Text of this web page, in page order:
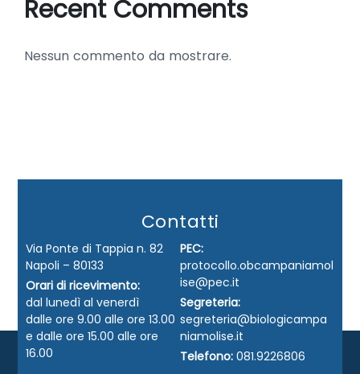
Recent Comments
Nessun commento da mostrare.
Contatti
Via Ponte di Tappia n. 82
Napoli – 80133
Orari di ricevimento:
dal lunedì al venerdì
dalle ore 9.00 alle ore 13.00
e dalle ore 15.00 alle ore
16.00
PEC:
protocollo.obcampaniamol
ise@pec.it
Segreteria:
segreteria@biologicampa
niamolise.it
Telefono: 081.9226806